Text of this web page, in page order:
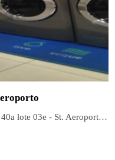
Praça Santos Dumont, 111 - quadra 40a lote 03e - St. Aeroporto, Goiânia - GO, 74070-050, Brasil